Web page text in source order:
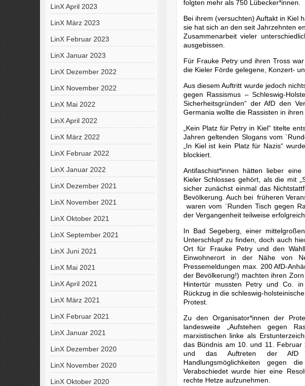
LinX April 2023
LinX März 2023
LinX Februar 2023
LinX Januar 2023
LinX Dezember 2022
LinX November 2022
LinX Mai 2022
LinX April 2022
LinX März 2022
LinX Februar 2022
LinX Januar 2022
LinX Dezember 2021
LinX November 2021
LinX Oktober 2021
LinX September 2021
LinX Juni 2021
LinX Mai 2021
LinX April 2021
LinX März 2021
LinX Februar 2021
LinX Januar 2021
LinX Dezember 2020
LinX November 2020
LinX Oktober 2020
folgten mehr als 750 Lübecker*innen.
Bei ihrem (versuchten) Auftakt in Kiel
sie hat sich an den seit Jahrzehnten
Zusammenarbeit vieler
ausgebissen.
Für Frauke Petry und ihren Tross
die Kieler Förde gelegene, Konzert-
Aus diesem Auftritt wurde jedoch
gegen Rassismus – Schleswig-
Sicherheitsgründen“ der AfD den
Germania wollte die Rassisten in
„Kein Platz für Petry in Kiel“ titelte
Jahren geltenden Slogans vom
„In Kiel ist kein Platz für Nazis“
blockiert.
Antifaschist*innen hätten lieber
Kieler Schlosses gehört, als die mit
sicher zunächst einmal das
Bevölkerung. Auch bei früheren
waren vom `Runden Tisch gegen
der Vergangenheit teilweise
In Bad Segeberg, einer
Unterschlupf zu finden, doch auch
Ort für Frauke Petry und den
Einwohnerort in der Nähe von
Pressemeldungen max. 200 AfD-
der Bevölkerung!) machten ihren
Hintertür mussten Petry und Co.
Rückzug in die schleswig-
Protest.
Zu den Organisator*innen der
landesweite „Aufstehen gegen
marxistischen linke als
das Bündnis am 10. und 11.
und das Auftreten der AfD
Handlungsmöglichkeiten gegen
Verabschiedet wurde hier eine
rechte Hetze aufzunehmen.